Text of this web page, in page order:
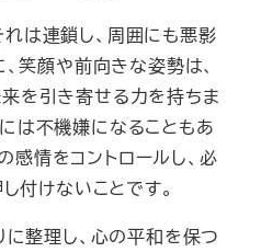
は連鎖し、周囲にも悪影
笑顔や前向きな姿勢は、
を引き寄せる力を持ちま
は不機嫌になることもあ
感情をコントロールし、必
付けないことです。
整理し、心の平和を保つ